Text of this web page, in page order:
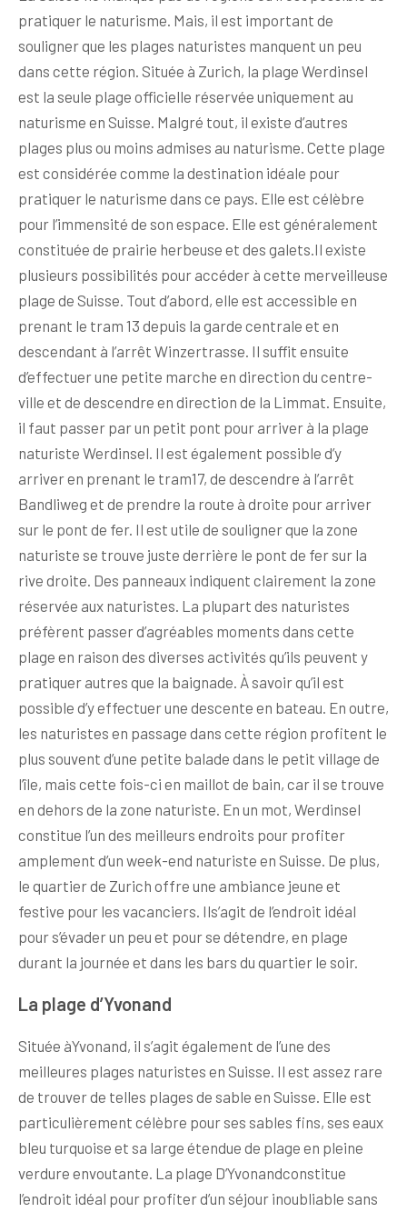
pratiquer le naturisme. Mais, il est important de
souligner que les plages naturistes manquent un peu
dans cette région. Située à Zurich, la plage Werdinsel
est la seule plage officielle réservée uniquement au
naturisme en Suisse. Malgré tout, il existe d’autres
plages plus ou moins admises au naturisme. Cette plage
est considérée comme la destination idéale pour
pratiquer le naturisme dans ce pays. Elle est célèbre
pour l’immensité de son espace. Elle est généralement
constituée de prairie herbeuse et des galets.Il existe
plusieurs possibilités pour accéder à cette merveilleuse
plage de Suisse. Tout d’abord, elle est accessible en
prenant le tram 13 depuis la garde centrale et en
descendant à l’arrêt Winzertrasse. Il suffit ensuite
d’effectuer une petite marche en direction du centre-
ville et de descendre en direction de la Limmat. Ensuite,
il faut passer par un petit pont pour arriver à la plage
naturiste Werdinsel. Il est également possible d’y
arriver en prenant le tram17, de descendre à l’arrêt
Bandliweg et de prendre la route à droite pour arriver
sur le pont de fer. Il est utile de souligner que la zone
naturiste se trouve juste derrière le pont de fer sur la
rive droite. Des panneaux indiquent clairement la zone
réservée aux naturistes. La plupart des naturistes
préfèrent passer d’agréables moments dans cette
plage en raison des diverses activités qu’ils peuvent y
pratiquer autres que la baignade. À savoir qu’il est
possible d’y effectuer une descente en bateau. En outre,
les naturistes en passage dans cette région profitent le
plus souvent d’une petite balade dans le petit village de
l’île, mais cette fois-ci en maillot de bain, car il se trouve
en dehors de la zone naturiste. En un mot, Werdinsel
constitue l’un des meilleurs endroits pour profiter
amplement d’un week-end naturiste en Suisse. De plus,
le quartier de Zurich offre une ambiance jeune et
festive pour les vacanciers. Ils’agit de l’endroit idéal
pour s’évader un peu et pour se détendre, en plage
durant la journée et dans les bars du quartier le soir.
La plage d’Yvonand
Située àYvonand, il s’agit également de l’une des
meilleures plages naturistes en Suisse. Il est assez rare
de trouver de telles plages de sable en Suisse. Elle est
particulièrement célèbre pour ses sables fins, ses eaux
bleu turquoise et sa large étendue de plage en pleine
verdure envoutante. La plage D’Yvonandconstitue
l’endroit idéal pour profiter d’un séjour inoubliable sans